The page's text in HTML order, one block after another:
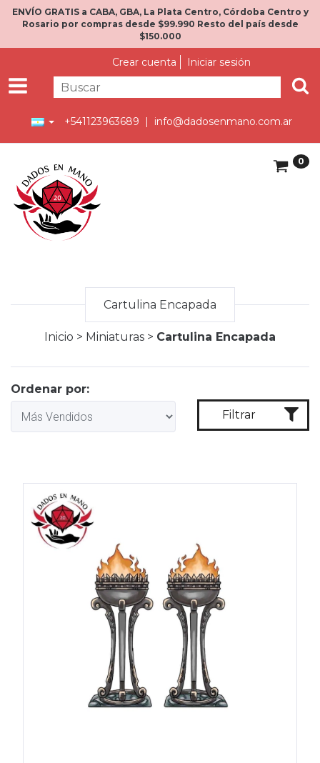
ENVÍO GRATIS a CABA, GBA, La Plata Centro, Córdoba Centro y
Rosario por compras desde $99.990 Resto del país desde
$150.000
Crear cuenta Iniciar sesión
+541123963689 | info@dadosenmano.com.ar
0
Cartulina Encapada
Inicio > Miniaturas > Cartulina Encapada
Ordenar por:
Filtrar